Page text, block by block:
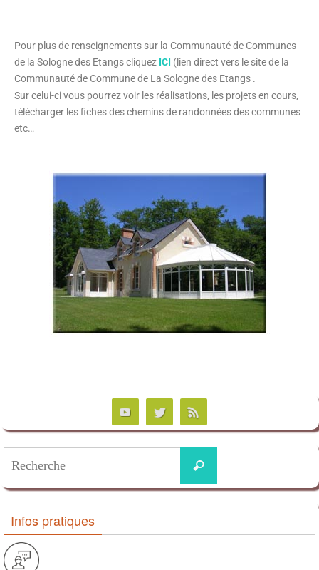
Pour plus de renseignements sur la Communauté de Communes
de la Sologne des Etangs cliquez ICI (lien direct vers le site de la
Communauté de Commune de La Sologne des Etangs .
Sur celui-ci vous pourrez voir les réalisations, les projets en cours,
télécharger les fiches des chemins de randonnées des communes
etc…
Infos pratiques